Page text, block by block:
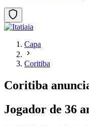
Capa
Coritiba
Coritiba
Jogador de 36